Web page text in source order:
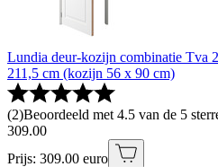
Lundia deur-kozijn combinatie Tva
211,5 cm (kozijn 56 x 90 cm)
(2)Beoordeeld met 4.5 van de 5
309.00
Prijs: 309.00 euro